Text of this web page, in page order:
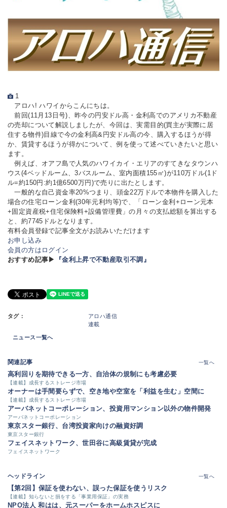
1
アロハ! ハワイからこんにちは。
前回(11月13日号)、昨今の円安ドル高・金利高でのアメリカ不動産
の売却について解説しましたが、今回は、実需目的(買主が実際に居
住する物件)目線で今の金利高&円安ドル高の今、購入するほうが得
か、賃貸するほうが得かについて、例を使って述べていきたいと思い
ます。
例えば、オアフ島で人気のハワイカイ・エリアのすてきなタウンハ
ウス(4ベッドルーム、3バスルーム、室内面積155㎡)が110万ドル(1ド
ル=約150円:約1億6500万円)で売りに出たとします。
一般的な自己資金率20%つまり、頭金22万ドルで本物件を購入した
場合の住宅ローン金利(30年元利均等)で、「ローン金利+ローン元本
+固定資産税+住宅保険料+設備管理費」の月々の支払総額を算出する
と、約7745ドルとなります。
有料会員登録で記事全文がお読みいただけます
お申し込み
会員の方はログイン
おすすめ記事▶
『金利上昇で不動産取引不調』
タグ：
アロハ通信
連載
ニュース一覧へ
関連記事 一覧へ
高利回りを期待できる一方、自治体の規制にも考慮必要
【連載】成長するストレージ市場
オーナーは手間要らずで、空き地や空室を「利益を生む」空間に
【連載】成長するストレージ市場
アーバネットコーポレーション、投資用マンション以外の物件開発
アーバネットコーポレーション
東京スター銀行、台湾投資家向けの融資好調
東京スター銀行
フェイスネットワーク、世田谷に高級賃貸が完成
フェイスネットワーク
ヘッドライン 一覧へ
【第2回】保証を使わない、誤った保証を使うリスク
【連載】知らないと損をする「事業用保証」の実務
NPO法人 和はは、元スーパーをホームホスピスに